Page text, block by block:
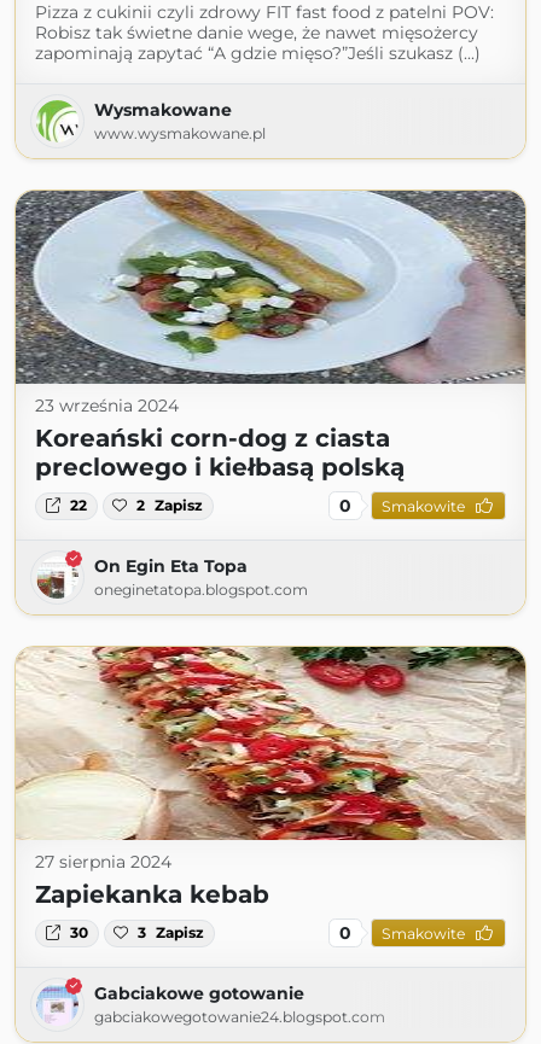
Pizza z cukinii czyli zdrowy FIT fast food z patelni POV:
Robisz tak świetne danie wege, że nawet mięsożercy
zapominają zapytać “A gdzie mięso?”Jeśli szukasz (...)
Wysmakowane
www.wysmakowane.pl
23 września 2024
Koreański corn-dog z ciasta
preclowego i kiełbasą polską
22 2 Zapisz 0 Smakowite
On Egin Eta Topa
oneginetatopa.blogspot.com
27 sierpnia 2024
Zapiekanka kebab
30 3 Zapisz 0 Smakowite
Gabciakowe gotowanie
gabciakowegotowanie24.blogspot.com